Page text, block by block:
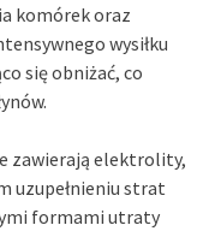
komórek oraz
wysiłku
się obniżać, co
zawierają elektrolity,
uzupełnieniu strat
formami utraty